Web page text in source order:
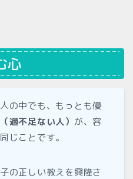
心
の中でも、もっとも優
過不足ない人） が、容
じことです。
の正しい教えを興隆さ